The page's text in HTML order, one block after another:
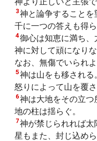
3神と論争することを
千に一つの答えも得ら
4御心は知恵に満ち、
神に対して頑になり
なお、無傷でいられよ
5神は山をも移される。
怒りによって山を覆
6神は大地をその立つ
地の柱は揺らぐ。
7神が禁じられれば太
星もまた、封じ込めら